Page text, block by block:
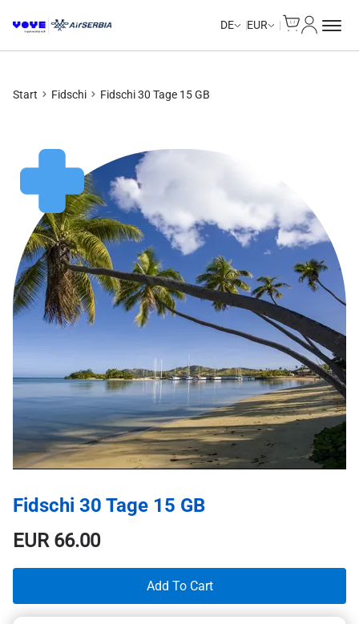
DE EUR
Start Fidschi Fidschi 30 Tage 15 GB
Fidschi 30 Tage 15 GB
EUR66.00
Add To Cart